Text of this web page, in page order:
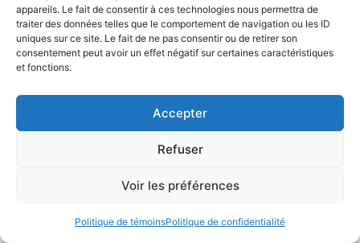
appareils. Le fait de consentir à ces technologies nous permettra de
traiter des données telles que le comportement de navigation ou les ID
uniques sur ce site. Le fait de ne pas consentir ou de retirer son
consentement peut avoir un effet négatif sur certaines caractéristiques
et fonctions.
Accepter
Refuser
Voir les préférences
Politique de témoinsPolitique de confidentialité
Confidentialté